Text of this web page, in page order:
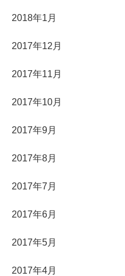
2018年1月
2017年12月
2017年11月
2017年10月
2017年9月
2017年8月
2017年7月
2017年6月
2017年5月
2017年4月